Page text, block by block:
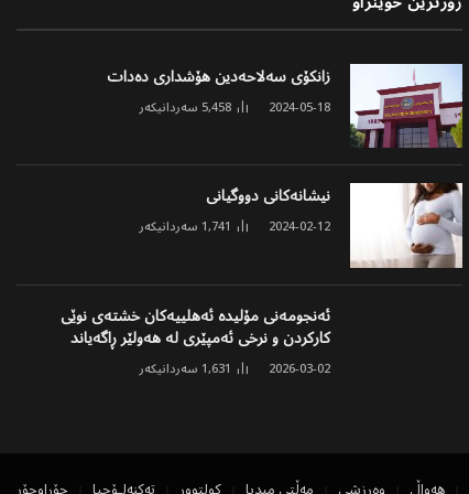
زانکۆی سەلاحەدین هۆشداری دەدات
2024-05-18
5,458 سەردانیکەر
نیشانەکانی دووگیانی
2024-02-12
1,741 سەردانیکەر
ئەنجومەنی مۆلیدە ئەهلییەکان خشتەی نوێی
کارکردن و نرخی ئەمپێری لە هەولێر ڕاگەیاند
2026-03-02
1,631 سەردانیکەر